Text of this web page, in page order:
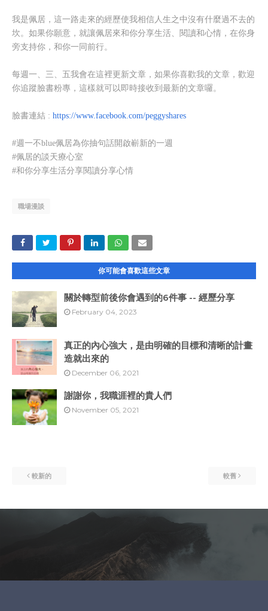
我是佩居，這一路走來的經歷使我相信人生之中沒有什麼過不去的
坎。如果你願意，就讓佩居來和你分享生活、閱讀和心情，在你身
旁支持你，和你一同前行。
每週一、三、五我會在這裡更新文章，如果你喜歡我的文章，歡迎
你追蹤臉書粉專，這樣就可以即時接收到最新的文章囉。
臉書連結 : https://www.facebook.com/peggyshares
#週一不blue佩居為你抽句話開啟嶄新的一週
#佩居的談天療心室
#和你分享生活分享閱讀分享心情
職場漫談
你可能會喜歡這些文章
關於轉型前後你會遇到的6件事 -- 經歷分享
February 04, 2023
真正的內心強大，是由明確的目標和清晰的計畫
造就出來的
December 06, 2021
謝謝你，我職涯裡的貴人們
November 05, 2021
較新的 較舊